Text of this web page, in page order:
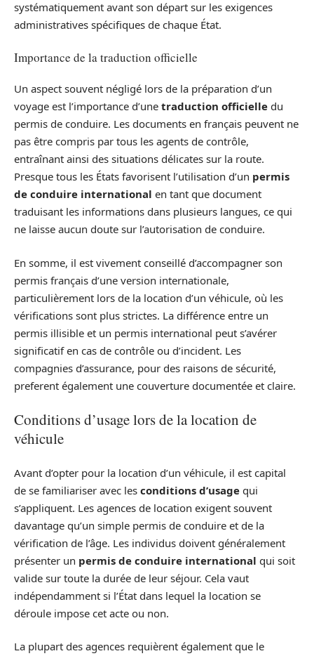
systématiquement avant son départ sur les exigences
administratives spécifiques de chaque État.
Importance de la traduction officielle
Un aspect souvent négligé lors de la préparation d’un
voyage est l’importance d’une traduction officielle du
permis de conduire. Les documents en français peuvent ne
pas être compris par tous les agents de contrôle,
entraînant ainsi des situations délicates sur la route.
Presque tous les États favorisent l’utilisation d’un permis
de conduire international en tant que document
traduisant les informations dans plusieurs langues, ce qui
ne laisse aucun doute sur l’autorisation de conduire.
En somme, il est vivement conseillé d’accompagner son
permis français d’une version internationale,
particulièrement lors de la location d’un véhicule, où les
vérifications sont plus strictes. La différence entre un
permis illisible et un permis international peut s’avérer
significatif en cas de contrôle ou d’incident. Les
compagnies d’assurance, pour des raisons de sécurité,
preferent également une couverture documentée et claire.
Conditions d’usage lors de la location de
véhicule
Avant d’opter pour la location d’un véhicule, il est capital
de se familiariser avec les conditions d’usage qui
s’appliquent. Les agences de location exigent souvent
davantage qu’un simple permis de conduire et de la
vérification de l’âge. Les individus doivent généralement
présenter un permis de conduire international qui soit
valide sur toute la durée de leur séjour. Cela vaut
indépendamment si l’État dans lequel la location se
déroule impose cet acte ou non.
La plupart des agences requièrent également que le